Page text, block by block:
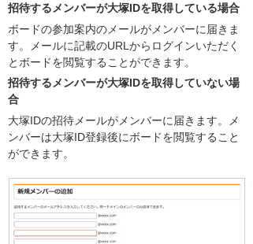
招待するメンバーが大塚IDを取得している場合
ボードの参加案内のメールがメンバーに届きま
す。メールに記載のURLからログインいただく
とボードを閲覧することができます。
招待するメンバーが大塚IDを取得していない場
合
大塚IDの招待メールがメンバーに届きます。メ
ンバーは大塚ID登録後にボードを閲覧すること
ができます。